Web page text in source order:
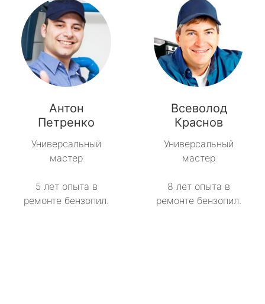
Антон
Петренко
Универсальный
мастер
5 лет опыта в
ремонте бензопил.
Всеволод
Краснов
Универсальный
мастер
8 лет опыта в
ремонте бензопил.